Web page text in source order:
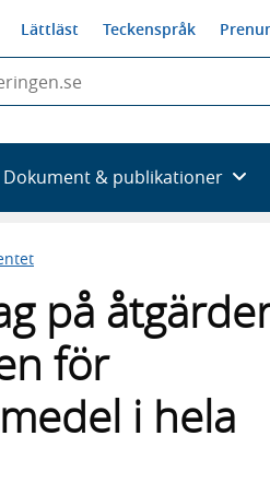
Lättläst Teckenspråk
Dokument & publikationer
på
för
i hela